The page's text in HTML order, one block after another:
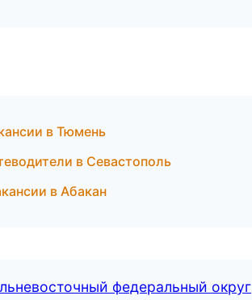
в Тюмень
в Севастополь
в Абакан
федеральный округ